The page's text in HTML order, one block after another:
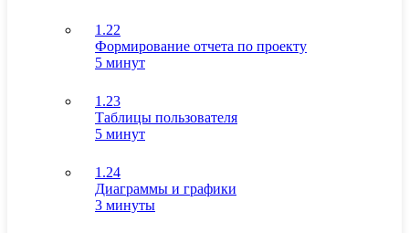
1.22
Формирование отчета по проекту
5 минут
1.23
Таблицы пользователя
5 минут
1.24
Диаграммы и графики
3 минуты